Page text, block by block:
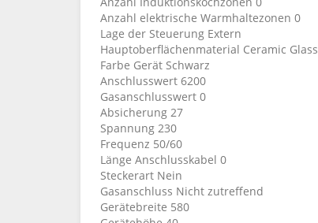
Anzahl elektrische Warmhaltezonen 0
Lage der Steuerung Extern
Hauptoberflächenmaterial Ceramic Glass
Farbe Gerät Schwarz
Anschlusswert 6200
Gasanschlusswert 0
Absicherung 27
Spannung 230
Frequenz 50/60
Länge Anschlusskabel 0
Steckerart Nein
Gasanschluss Nicht zutreffend
Gerätebreite 580